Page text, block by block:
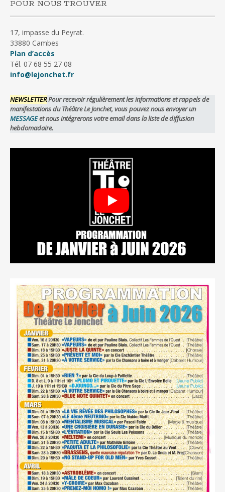
POUR NOUS TROUVER
17, impasse du Peyrat.
33880 Cambes
Plan d’accès
Tél. 07 68 55 27 08
info@lejonchet.fr
NEWSLETTERPour recevoir régulièrement les informations et rappels de
manifestations du Théâtre Le Jonchet, vous pouvez nous envoyer un
MESSAGEet nous intégrerons votre email dans la liste de diffusion
hebdomadaire.